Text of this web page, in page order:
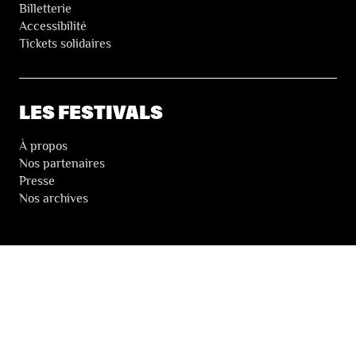
Billetterie
Accessibilité
Tickets solidaires
LES FESTIVALS
À propos
Nos partenaires
Presse
Nos archives